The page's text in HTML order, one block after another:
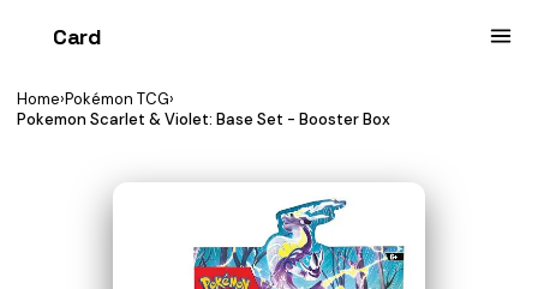
Card
Home›Pokémon TCG›
Pokemon Scarlet & Violet: Base Set - Booster Box